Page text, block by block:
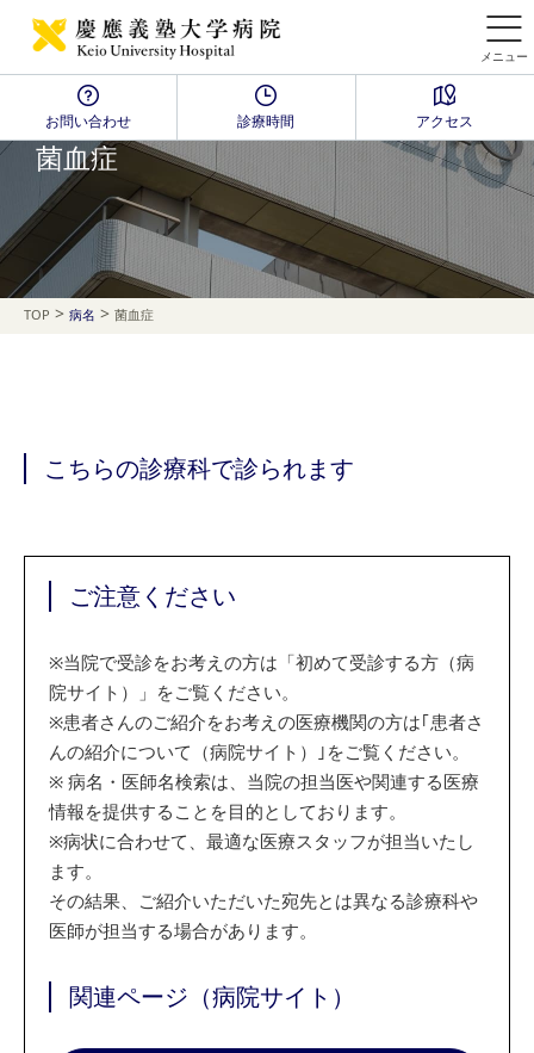
メニュー
お問い合わせ 診療時間 アクセス
Disease Name Search
菌血症
TOP > 病名 > 菌血症
こちらの診療科で診られます
ご注意ください
※当院で受診をお考えの方は「初めて受診する方（病
院サイト）」をご覧ください。
※患者さんのご紹介をお考えの医療機関の方は｢患者さ
んの紹介について（病院サイト）｣をご覧ください。
※ 病名・医師名検索は、当院の担当医や関連する医療
情報を提供することを目的としております。
※病状に合わせて、最適な医療スタッフが担当いたし
ます。
その結果、ご紹介いただいた宛先とは異なる診療科や
医師が担当する場合があります。
関連ページ（病院サイト）